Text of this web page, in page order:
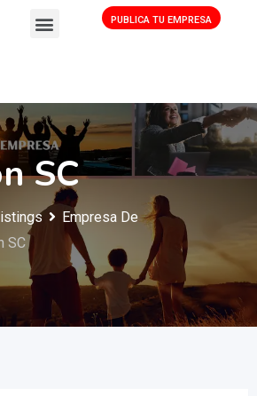
PUBLICA TU EMPRESA
SC
Empresa De
SC